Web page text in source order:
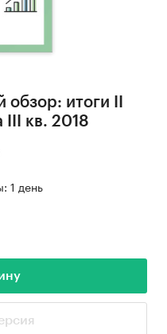
итоги II
III кв. 2018
1 день